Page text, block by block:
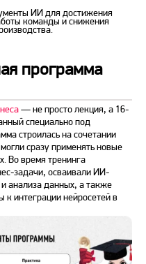
ИИ для достижения
команды и снижения
программа
— не просто лекция, а 16-
специально под
строилась на сочетании
сразу применять новые
Во время тренинга
задачи, осваивали ИИ-
анализа данных, а также
интеграции нейросетей в